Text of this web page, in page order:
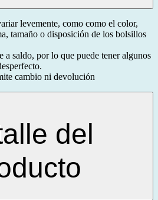
levemente, como como el color,
tamaño o disposición de los bolsillos
a saldo, por lo que puede tener algunos
cambio ni devolución
del